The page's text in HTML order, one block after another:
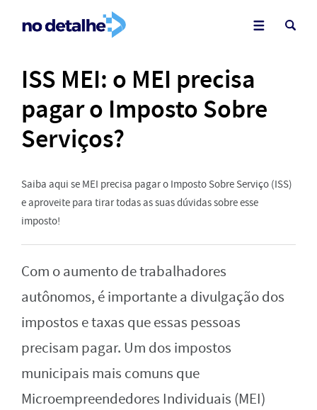
ISS MEI: o MEI precisa
pagar o Imposto Sobre
Serviços?
Saiba aqui se MEI precisa pagar o Imposto Sobre Serviço (ISS)
e aproveite para tirar todas as suas dúvidas sobre esse
imposto!
Com o aumento de trabalhadores
autônomos, é importante a divulgação dos
impostos e taxas que essas pessoas
precisam pagar. Um dos impostos
municipais mais comuns que
Microempreendedores Individuais (MEI)